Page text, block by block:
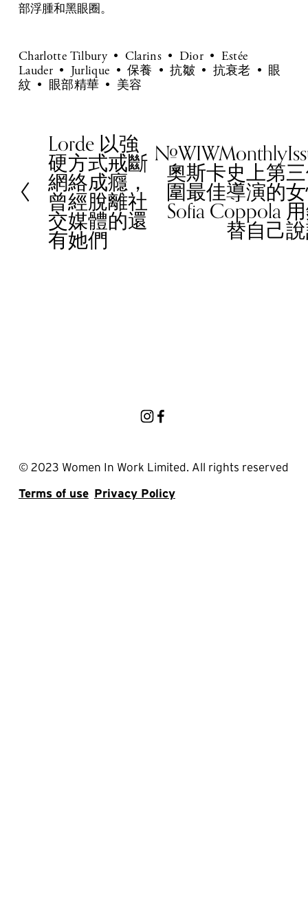
部浮腫和黑眼圈。
Charlotte Tilbury Clarins Dior
Estée
Lauder
Jurlique 保養 抗皺 抗衰老
眼
紋
眼部精華 美容
r
e
v
i
o
Lorde 以強
硬方式戒斷
網絡成癮，
曾經脫離社
交媒體的還
有她們
N
奧斯卡史上第
圍最佳導演的
Sofia Coppola
替自己
© 2023 Women In Work Limited. All rights reserved
Terms of use Privacy Policy